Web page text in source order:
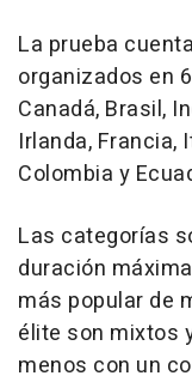
La prueba
organizados en
Canadá, Brasil,
Irlanda, Francia,
Colombia y
Las categorías
duración
más popular de
élite son mixtos
menos con un